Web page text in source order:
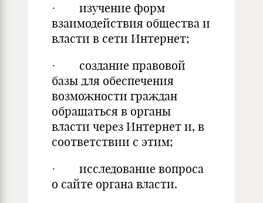
· изучение форм
взаимодействия общества и
власти в сети Интернет;
· создание правовой
базы для обеспечения
возможности граждан
обращаться в органы
власти через Интернет и, в
соответствии с этим;
· исследование вопроса
о сайте органа власти.